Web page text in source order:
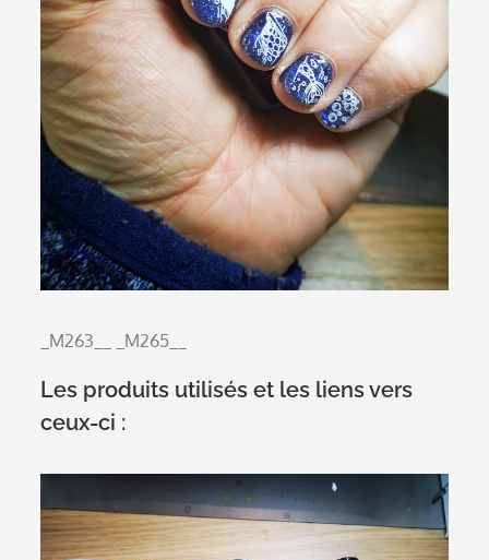
_M263__ _M265__
Les produits utilisés et les liens vers
ceux-ci :